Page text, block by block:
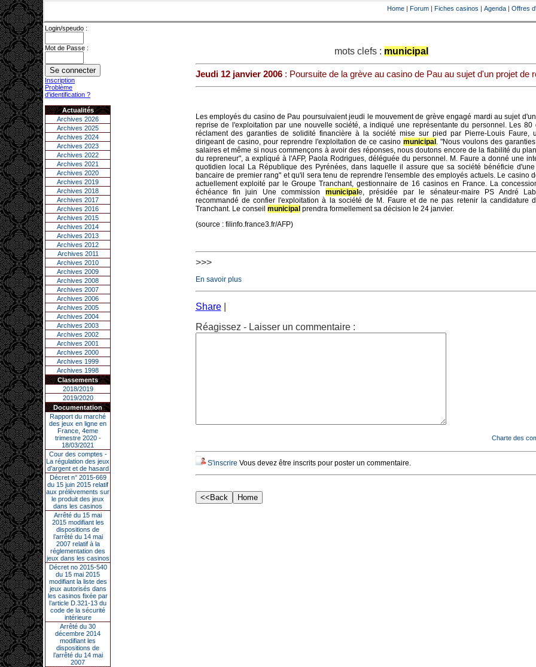
Home | Forum | Fiches casinos | Agenda | Offres
Login/speudo :
Mot de Passe :
Inscription
Problème
d'identification ?
Actualités
Archives 2026
Archives 2025
Archives 2024
Archives 2023
Archives 2022
Archives 2021
Archives 2020
Archives 2019
Archives 2018
Archives 2017
Archives 2016
Archives 2015
Archives 2014
Archives 2013
Archives 2012
Archives 2011
Archives 2010
Archives 2009
Archives 2008
Archives 2007
Archives 2006
Archives 2005
Archives 2004
Archives 2003
Archives 2002
Archives 2001
Archives 2000
Archives 1999
Archives 1998
Classements
2018/2019
2019/2020
Documentation
Rapport du marché
des jeux en ligne en
France, 4eme
trimestre 2020 -
18/03/2021
Cour des comptes -
La régulation des jeux
d’argent et de hasard
Décret n° 2015-669
du 15 juin 2015 relatif
aux prélèvements sur
le produit des jeux
dans les casinos
Arrêté du 15 mai
2015 modifiant les
dispositions de
l’arrêté du 14 mai
2007 relatif à la
réglementation des
jeux dans les casinos
Décret no 2015-540
du 15 mai 2015
modifiant la liste des
jeux autorisés dans
les casinos fixée par
l’article D.321-13 du
code de la sécurité
intérieure
Arrêté du 30
décembre 2014
modifiant les
dispositions de
l’arrêté du 14 mai
2007
mots clefs : municipal
Jeudi 12 janvier 2006: Poursuite de la grève au casino de Pau au sujet d'un projet de
Les employés du casino de Pau poursuivaient jeudi le mouvement de grève engagé mardi au sujet
reprise de l'exploitation par une nouvelle société, a indiqué une représentante du personnel. Les 80
réclament des garanties de solidité financière à la société mise sur pied par Pierre-Louis Faure,
dirigeant de casino, pour reprendre l'exploitation de ce casino municipal . "Nous voulons des
salaires et même si nous commençons à avoir des réponses, nous doutons encore de la fiabilité du
du repreneur", a expliqué à l'AFP, Paola Rodrigues, déléguée du personnel. M. Faure a donné une
quotidien local La République des Pyrénées, dans laquelle il assure que sa société bénéficie d'une
bancaire de premier rang" et qu'il sera tenu de reprendre l'ensemble des employés actuels. Le casino
actuellement exploité par le Groupe Tranchant, gestionnaire de 16 casinos en France. La
échéance fin juin Une commission municipal e, présidée par le sénateur-maire PS André
recommandé de confier l'exploitation à la société de M. Faure et de ne pas retenir la candidature
Tranchant. Le conseil municipal prendra formellement sa décision le 24 janvier.
(source : filinfo.france3.fr/AFP)
>>>
En savoir plus
Share
Réagissez - Laisser un commentaire :
Charte des
S'inscrire Vous devez être inscrits pour poster un commentaire.